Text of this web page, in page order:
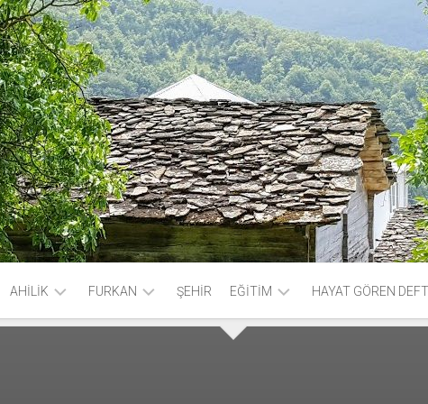
AHİLİK FURKAN ŞEHİR EĞİTİM HAYAT GÖREN